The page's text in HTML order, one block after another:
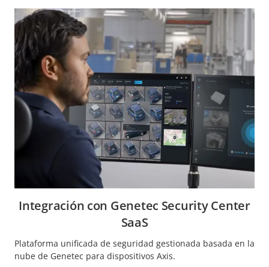
Integración con Genetec Security Center
SaaS
Plataforma unificada de seguridad gestionada basada en la
nube de Genetec para dispositivos Axis.